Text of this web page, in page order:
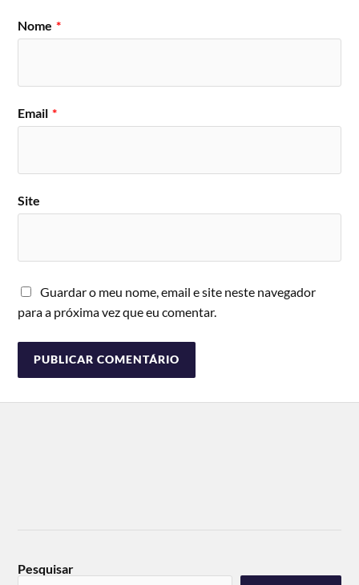
Nome *
Email *
Site
Guardar o meu nome, email e site neste navegador
para a próxima vez que eu comentar.
Pesquisar